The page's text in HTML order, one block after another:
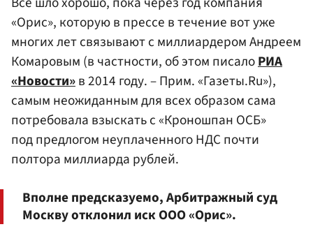
«Орис», которую в прессе в течение вот уже
многих лет связывают с миллиардером Андреем
Комаровым (в частности, об этом писалоРИА
«Новости»в 2014 году. – Прим. «Газеты.Ru»),
самым неожиданным для всех образом сама
потребовала взыскать с «Кроношпан ОСБ»
под предлогом неуплаченного НДС почти
полтора миллиарда рублей.
Вполне предсказуемо, Арбитражный суд
Москву отклонил иск ООО «Орис».